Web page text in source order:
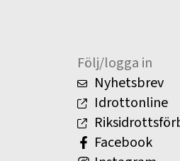
Följ/logga in
Nyhetsbrev
Idrottonline
Facebook